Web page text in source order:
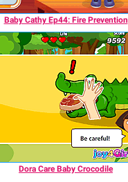
Baby Cathy Ep44: Fire Prevention
Dora Care Baby Crocodile